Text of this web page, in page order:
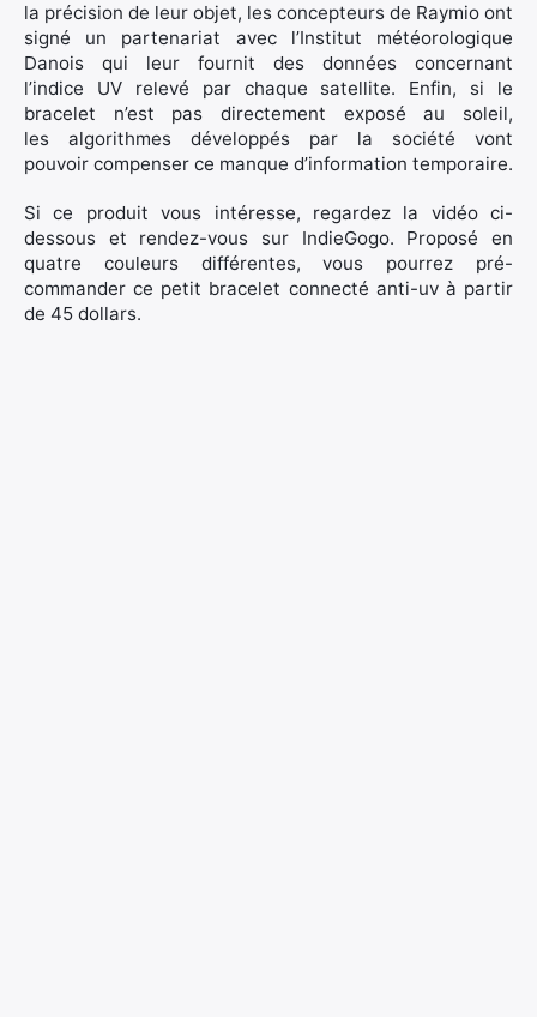
la précision de leur objet, les concepteurs de Raymio ont
signé un partenariat avec l’Institut météorologique
Danois qui leur fournit des données concernant
l’indice UV relevé par chaque satellite. Enfin, si le
bracelet n’est pas directement exposé au soleil,
les algorithmes développés par la société vont
pouvoir compenser ce manque d’information temporaire.
Si ce produit vous intéresse, regardez la vidéo ci-
dessous et rendez-vous sur IndieGogo. Proposé en
quatre couleurs différentes, vous pourrez pré-
commander ce petit bracelet connecté anti-uv à partir
de 45 dollars.